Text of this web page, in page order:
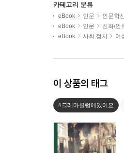
카테고리 분류
eBook 인문
인문학
eBook
인문
신화/인
eBook
사회 정치 여
이 상품의 태그
#크레마클럽에있어요